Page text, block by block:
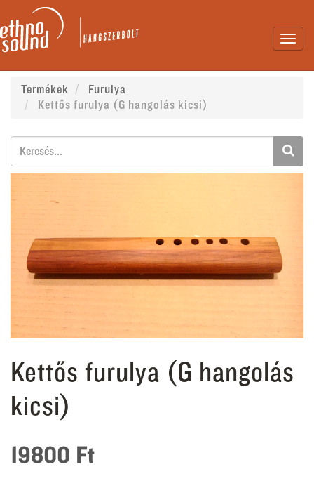
Termékek
Furulya
Kettős furulya (G hangolás kicsi)
Kettős furulya (G hangolás
kicsi)
19800 Ft